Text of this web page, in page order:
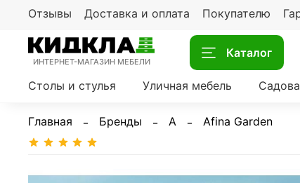
Отзывы Доставка и оплата Покупателю
ИНТЕРНЕТ-МАГАЗИН МЕБЕЛИ
Каталог
Столы и стулья Уличная мебель
Главная Бренды A Afina Garden